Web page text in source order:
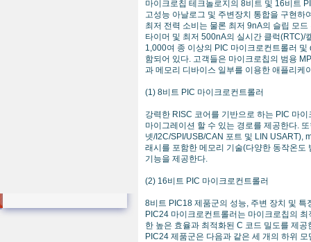
마이크로칩 테크놀로지의 8비트 및 16비트
고성능 아날로그 및 주변장치 통합을 구현
최저 전력 소비는 물론 최저 9nA의 슬립 모
타이머 및 최저 500nA의 실시간 클럭(RTC)/
1,000여 종 이상의 PIC 마이크로컨트롤러
함되어 있다. 고객들은 마이크로칩의 범용
과 메모리 디바이스 일부를 이용한 애플리
(1) 8비트 PIC 마이크로컨트롤러
강력한 RISC 코어를 기반으로 하는 PIC 마
마이그레이션 할 수 있는 경로를 제공한다.
넷/I2C/SPI/USB/CAN 포트 및 LIN USART),
래시를 포함한 메모리 기술(다양한 동작온도
기능을 제공한다.
(2) 16비트 PIC 마이크로컨트롤러
8비트 PIC18 제품군의 성능, 주변 장치 및
PIC24 마이크로컨트롤러는 마이크로칩의
한 높은 효율과 최적화된 C 코드 밀도를 제공
PIC24 제품군은 다음과 같은 세 개의 하위